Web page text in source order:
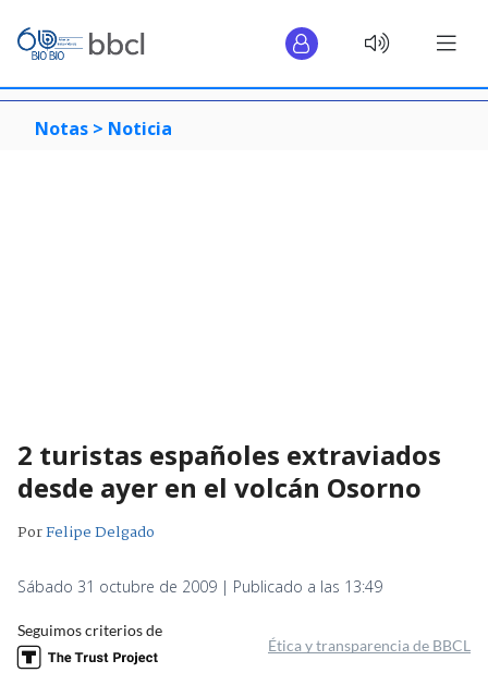
Notas > Noticia
2 turistas españoles extraviados
desde ayer en el volcán Osorno
PorFelipe Delgado
Sábado 31 octubre de 2009 | Publicado a las 13:49
Seguimos criterios de
Ética y transparencia de BBCL